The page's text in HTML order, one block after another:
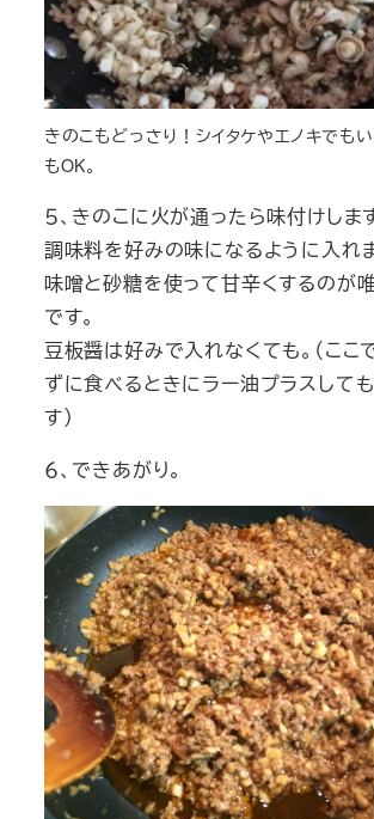
きのこもどっさり！シイタケやエノキでも
もOK。
５、きのこに火が通ったら味付けしま
調味料を好みの味になるように入れま
味噌と砂糖を使って甘辛くするのが
です。
豆板醤は好みで入れなくても。（ここ
ずに食べるときにラー油プラスして
す）
６、できあがり。